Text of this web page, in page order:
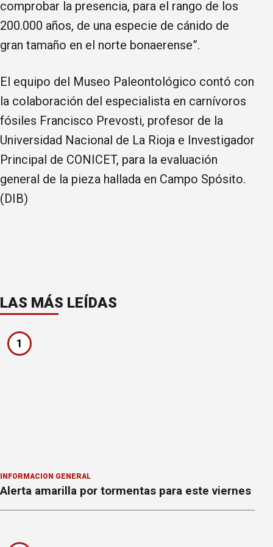
comprobar la presencia, para el rango de los
200.000 años, de una especie de cánido de
gran tamaño en el norte bonaerense”.
El equipo del Museo Paleontológico contó con
la colaboración del especialista en carnívoros
fósiles Francisco Prevosti, profesor de la
Universidad Nacional de La Rioja e Investigador
Principal de CONICET, para la evaluación
general de la pieza hallada en Campo Spósito.
(DIB)
LAS MÁS LEÍDAS
1
INFORMACION GENERAL
Alerta amarilla por tormentas para este viernes